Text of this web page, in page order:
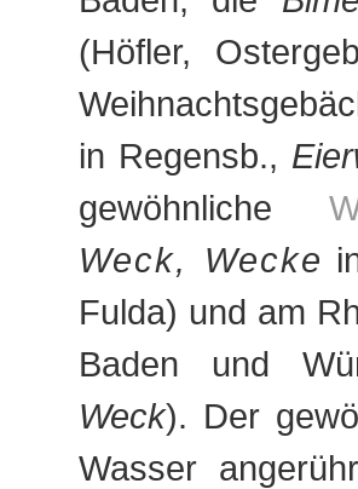
(Höfler,
in Regensb.,
gewöhnliche
Weck, Wecke
Fulda) und am
Baden und
Weck). Der
Wasser